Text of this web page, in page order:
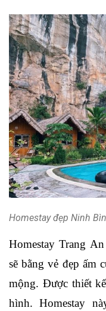
Homestay đẹp Ninh
Homestay Trang
sẽ bằng vẻ đẹp ấm
mộng. Được thiết
hình. Homestay